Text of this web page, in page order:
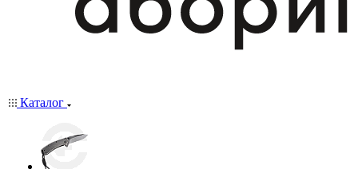
Каталог